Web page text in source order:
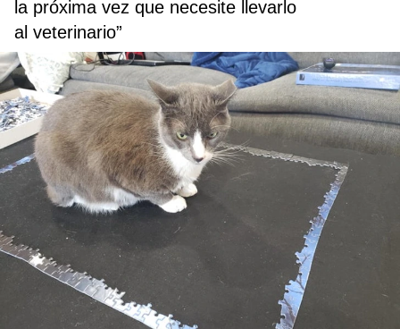
la próxima vez que necesite llevarlo
al veterinario”